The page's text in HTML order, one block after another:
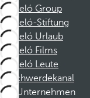
Barceló Group
Barceló-Stiftung
Barceló Urlaub
Barceló Films
Barceló Leute
Beschwerdekanal
Unternehmen